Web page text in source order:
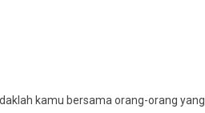
kamu bersama orang-orang yang